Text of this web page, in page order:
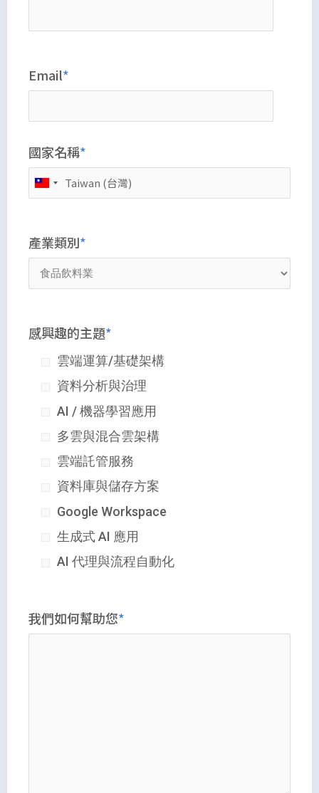
Email
國家名稱
產業類別
感興趣的主題
雲端運算/基礎架構
資料分析與治理
AI / 機器學習應用
多雲與混合雲架構
雲端託管服務
資料庫與儲存方案
Google Workspace
生成式 AI 應用
AI 代理與流程自動化
我們如何幫助您